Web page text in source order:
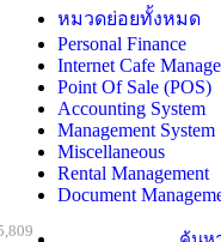
หมวดย่อยทั้งหมด
Personal Finance
Internet Cafe
Point Of Sale (POS)
Accounting System
Management System
Miscellaneous
Rental Management
Document